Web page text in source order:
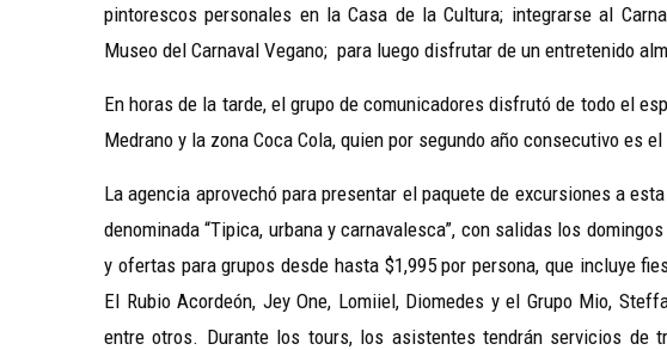
pintorescos personales en la Casa de la Cultura; integrarse al
Museo del Carnaval Vegano; para luego disfrutar de un entretenido
En horas de la tarde, el grupo de comunicadores disfrutó de todo el
Medrano y la zona Coca Cola, quien por segundo año consecutivo es
La agencia aprovechó para presentar el paquete de excursiones a
denominada “Tipica, urbana y carnavalesca”, con salidas los
y ofertas para grupos desde hasta $1,995 por persona, que incluye
El Rubio Acordeón, Jey One, Lomiiel, Diomedes y el Grupo Mio,
entre otros. Durante los tours, los asistentes tendrán servicios de